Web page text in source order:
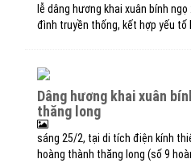
lễ dâng hương khai xuân bính
đình truyền thống, kết hợp yếu tố
dâng hương khai xuân bính ngọ tại hoàng thành
thăng long
sáng 25/2, tại di tích điện kính
hoàng thành thăng long (số 9